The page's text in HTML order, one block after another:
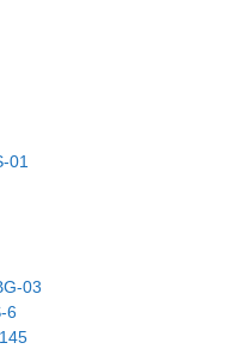
01
03
6